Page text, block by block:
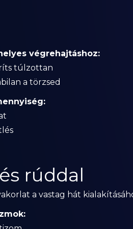
végrehajtáshoz:
túlzottan
a törzsed
rúddal
a vastag hát